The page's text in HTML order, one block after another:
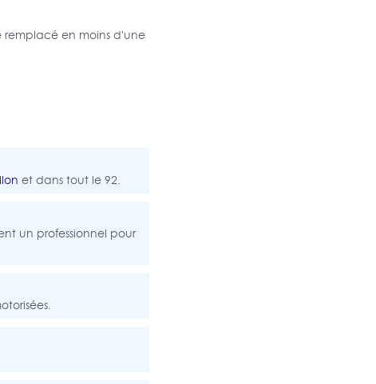
remplacé en moins d'une
et dans tout le 92.
un professionnel pour